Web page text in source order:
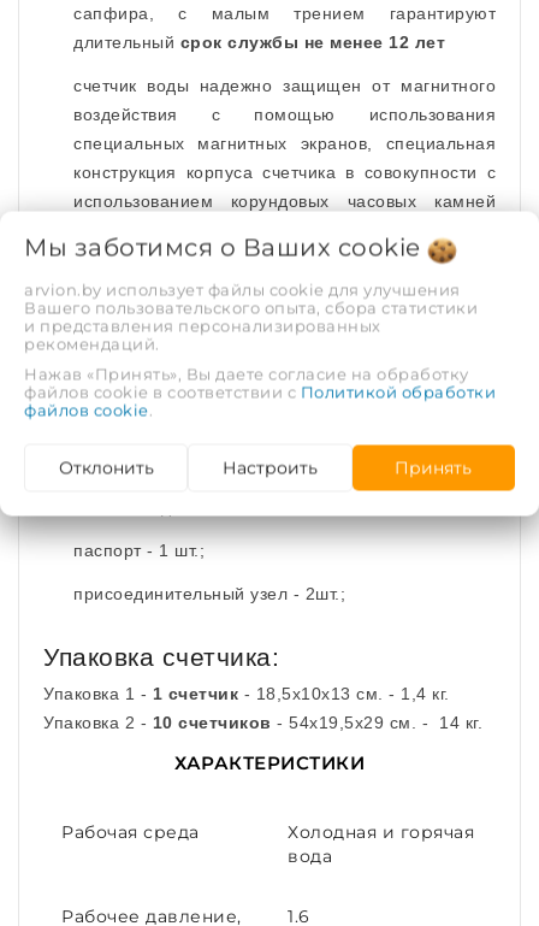
сапфира, с малым трением гарантируют
длительный срок службы не менее 12 лет
счетчик воды надежно защищен от магнитного
воздействия с помощью использования
специальных магнитных экранов, специальная
конструкция корпуса счетчика в совокупности с
использованием корундовых часовых камней
протяжении всего срока эксплуатации прибора
диапазон расходов, в которых могут
эксплуатироваться данные счетчики воды,
А и В.
паспорт - 1 шт.;
присоединительный узел - 2шт.;
Упаковка счетчика:
Упаковка 1 - 1 счетчик - 18,5х10х13 см. - 1,4 кг.
Упаковка 2 - 10 счетчиков - 54х19,5х29 см. - 14 кг.
ХАРАКТЕРИСТИКИ
Рабочая среда
Холодная и горячая
вода
Рабочее давление,
1.6
Мы заботимся о Ваших cookie
arvion.by использует файлы cookie для улучшения
Вашего пользовательского опыта, сбора статистики
и представления персонализированных
рекомендаций.
Нажав «Принять», Вы даете согласие на обработку
файлов cookie в соответствии с Политикой обработки
файлов cookie
Отклонить Настроить Принять